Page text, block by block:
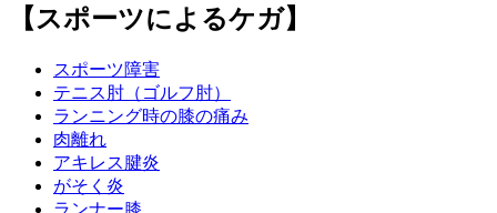
【スポーツによるケガ】
スポーツ障害
テニス肘（ゴルフ肘）
ランニング時の膝の痛み
肉離れ
アキレス腱炎
がそく炎
ランナー膝